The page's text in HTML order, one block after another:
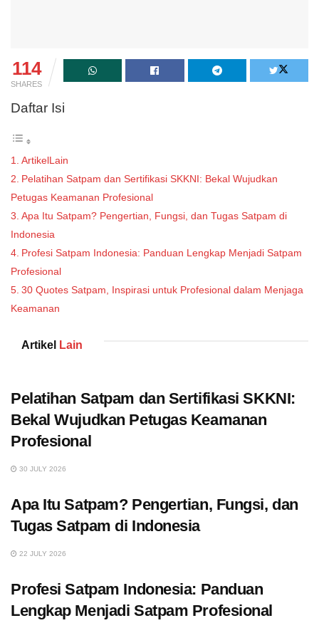
114
SHARES
Daftar Isi
ArtikelLain
Pelatihan Satpam dan Sertifikasi SKKNI: Bekal Wujudkan
Petugas Keamanan Profesional
Apa Itu Satpam? Pengertian, Fungsi, dan Tugas Satpam di
Indonesia
Profesi Satpam Indonesia: Panduan Lengkap Menjadi Satpam
Profesional
30 Quotes Satpam, Inspirasi untuk Profesional dalam Menjaga
Keamanan
Artikel Lain
Pelatihan Satpam dan Sertifikasi SKKNI:
Bekal Wujudkan Petugas Keamanan
Profesional
30 JULY 2026
Apa Itu Satpam? Pengertian, Fungsi, dan
Tugas Satpam di Indonesia
22 JULY 2026
Profesi Satpam Indonesia: Panduan
Lengkap Menjadi Satpam Profesional